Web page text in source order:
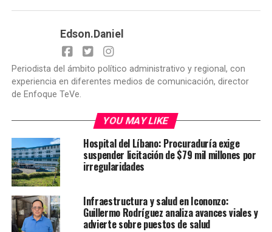
Edson.Daniel
Periodista del ámbito político administrativo y regional, con
experiencia en diferentes medios de comunicación, director
de Enfoque TeVe.
YOU MAY LIKE
Hospital del Líbano: Procuraduría exige
suspender licitación de $79 mil millones por
irregularidades
Infraestructura y salud en Icononzo:
Guillermo Rodríguez analiza avances viales y
advierte sobre puestos de salud